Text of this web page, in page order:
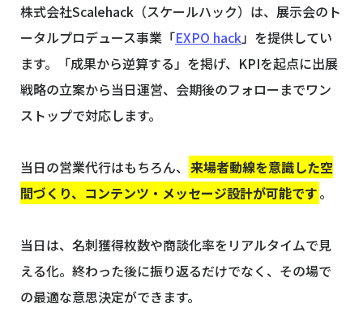
株式会社Scalehack（スケールハック）は、展示会のト
ータルプロデュース事業「EXPO hack」を提供してい
ます。「成果から逆算する」を掲げ、KPIを起点に出展
戦略の立案から当日運営、会期後のフォローまでワン
ストップで対応します。
当日の営業代行はもちろん、 来場者動線を意識した空
間づくり、コンテンツ・メッセージ設計が可能です。
当日は、名刺獲得枚数や商談化率をリアルタイムで見
える化。終わった後に振り返るだけでなく、その場で
の最適な意思決定ができます。